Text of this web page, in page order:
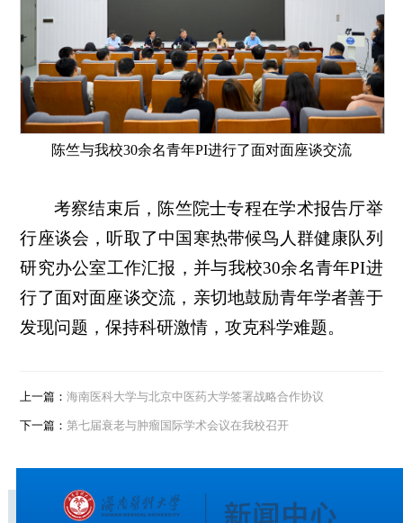
陈竺与我校30余名青年PI进行了面对面座谈交流
考察结束后，陈竺院士专程在学术报告厅举
行座谈会，听取了中国寒热带候鸟人群健康队列
研究办公室工作汇报，并与我校30余名青年PI进
行了面对面座谈交流，亲切地鼓励青年学者善于
发现问题，保持科研激情，攻克科学难题。
上一篇：海南医科大学与北京中医药大学签署战略合作协议
下一篇：第七届衰老与肿瘤国际学术会议在我校召开